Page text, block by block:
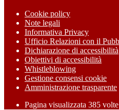
Cookie policy
Note legali
Informativa Privacy
Ufficio Relazioni con il
Dichiarazione di accessibilità
Obiettivi di accessibilità
Whistleblowing
Gestione consensi cookie
Amministrazione trasparente
Pagina visualizzata 385 volte